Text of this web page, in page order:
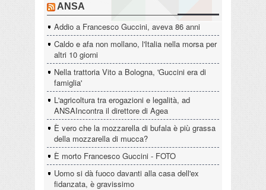
ANSA
Addio a Francesco Guccini, aveva 86 anni
Caldo e afa non mollano, l'Italia nella morsa per
altri 10 giorni
Nella trattoria Vito a Bologna, 'Guccini era di
famiglia'
L'agricoltura tra erogazioni e legalità, ad
ANSAIncontra il direttore di Agea
È vero che la mozzarella di bufala è più grassa
della mozzarella di mucca?
È morto Francesco Guccini - FOTO
Uomo si dà fuoco davanti alla casa dell'ex
fidanzata, è gravissimo